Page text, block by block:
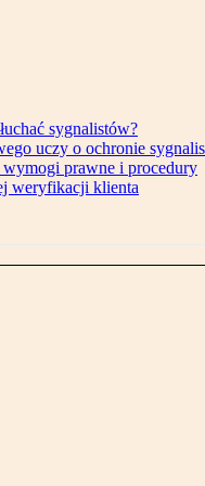
sygnalistów?
uczy o ochronie
prawne i procedury
weryfikacji klienta